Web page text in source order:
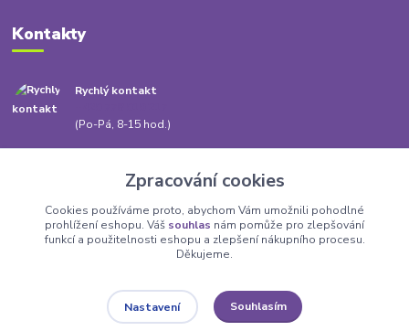
Kontakty
Rychlý kontakt
(Po-Pá, 8-15 hod.)
Upravit sběr cookies.
Zpracování cookies
Cookies používáme proto, abychom Vám umožnili pohodlné
prohlížení eshopu. Váš souhlas nám pomůže pro zlepšování
funkcí a použitelnosti eshopu a zlepšení nákupního procesu.
Děkujeme.
Nastavení Souhlasím